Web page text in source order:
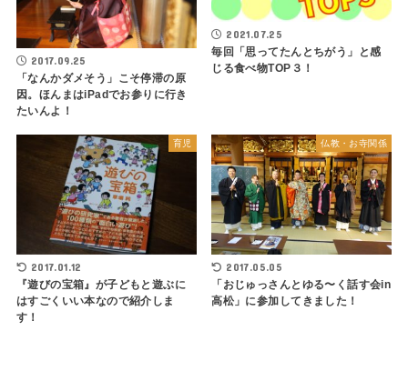
2017.09.25
「なんかダメそう」こそ停滞の原
因。ほんまはiPadでお参りに行き
たいんよ！
2021.07.25
毎回「思ってたんとちがう」と感
じる食べ物TOP３！
育児
2017.01.12
『遊びの宝箱』が子どもと遊ぶに
はすごくいい本なので紹介しま
す！
仏教・お寺関係
2017.05.05
「おじゅっさんとゆる〜く話す会in
高松」に参加してきました！